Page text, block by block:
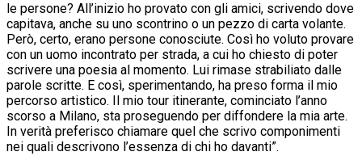
le persone? All’inizio ho provato con gli amici, scrivendo dove
capitava, anche su uno scontrino o un pezzo di carta volante.
Però, certo, erano persone conosciute. Così ho voluto provare
con un uomo incontrato per strada, a cui ho chiesto di poter
scrivere una poesia al momento. Lui rimase strabiliato dalle
parole scritte. E così, sperimentando, ha preso forma il mio
percorso artistico. Il mio tour itinerante, cominciato l’anno
scorso a Milano, sta proseguendo per diffondere la mia arte.
In verità preferisco chiamare quel che scrivo componimenti
nei quali descrivono l’essenza di chi ho davanti”.